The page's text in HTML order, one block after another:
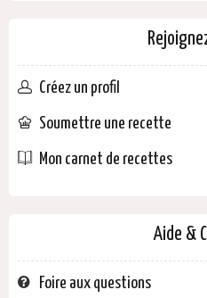
Créez un profil
Soumettre une recette
Mon carnet de recettes
Aide &
Foire aux questions